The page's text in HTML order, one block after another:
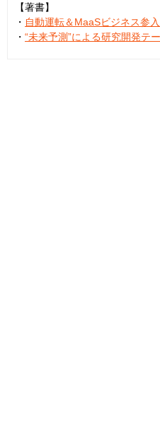
【著書】
・ 自動運転＆MaaSビジネス参
・ “未来予測”による研究開発テ